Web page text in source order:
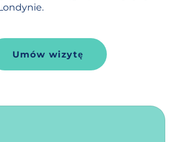
Umów wizytę